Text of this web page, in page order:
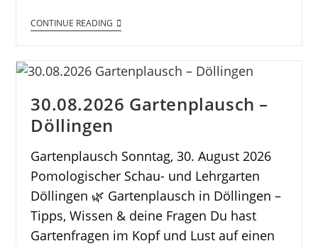
CONTINUE READING
30.08.2026 Gartenplausch –
Döllingen
Gartenplausch Sonntag, 30. August 2026
Pomologischer Schau- und Lehrgarten
Döllingen 🌿 Gartenplausch in Döllingen –
Tipps, Wissen & deine Fragen Du hast
Gartenfragen im Kopf und Lust auf einen